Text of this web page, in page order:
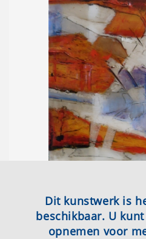
Dit kunstwerk is
beschikbaar. U
opnemen voor